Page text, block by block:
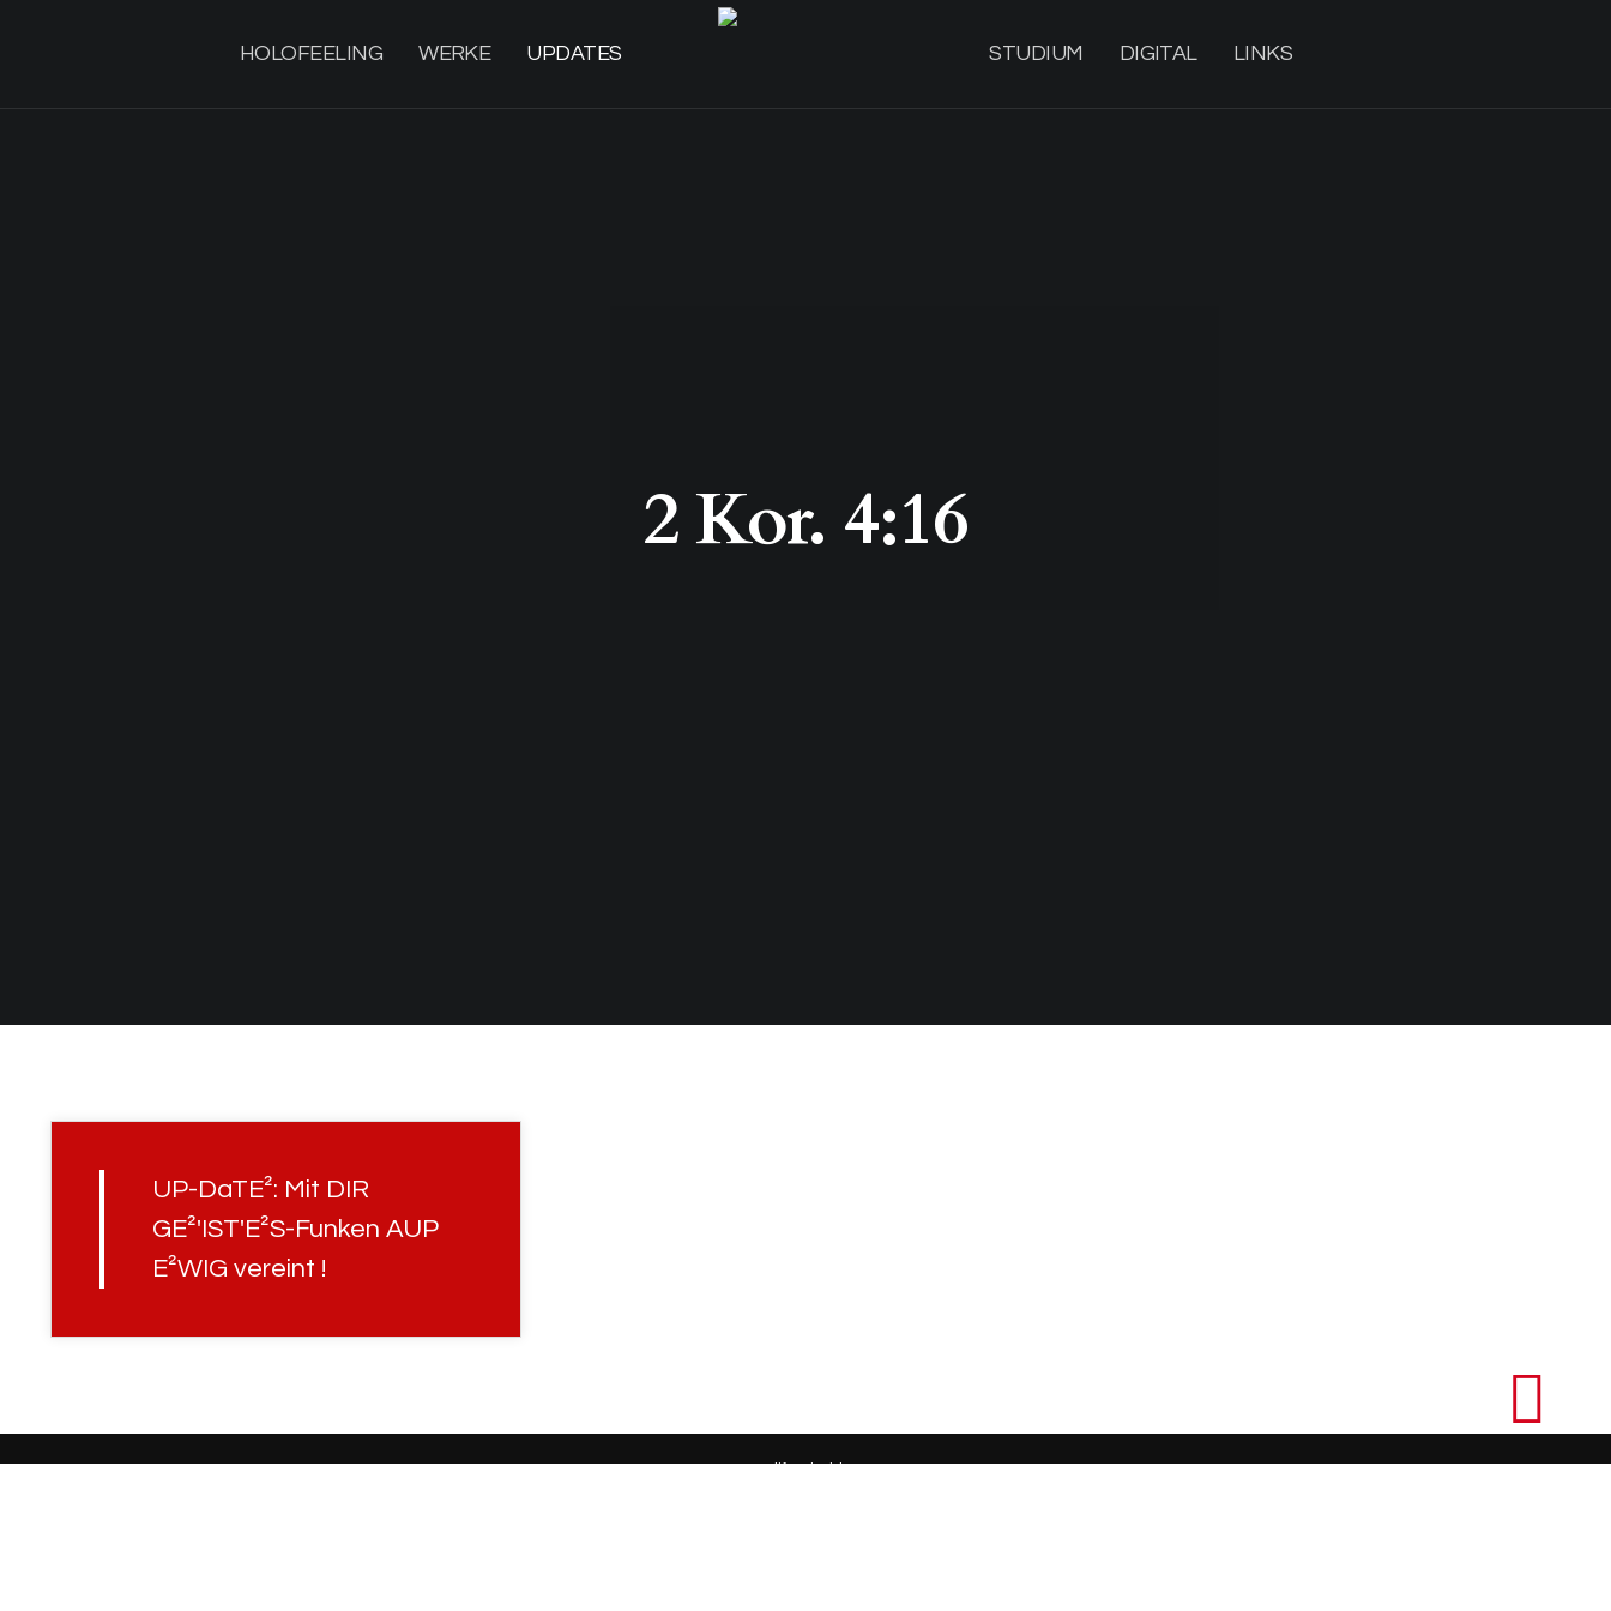
HOLOFEELING WERKE UPDATES STUDIUM DIGITAL LINKS
2 Kor. 4:16
UP-DaTE²: Mit DIR
GE²'IST'E²S-Funken AUP
E²WIG vereint !
Uplifted with